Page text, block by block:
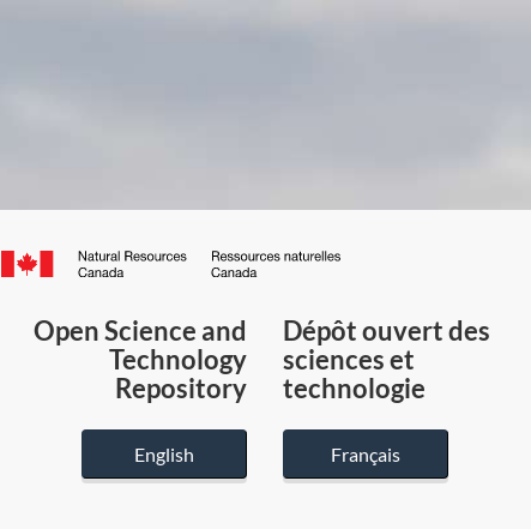
Canada.ca
du
Canada
Open Science and
Technology
Repository
English
Dépôt ouvert des
sciences et
technologie
Français